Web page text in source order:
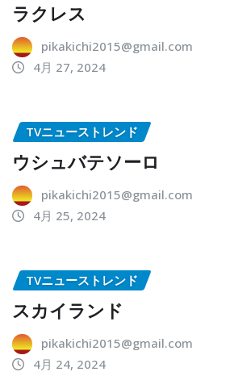
ラクレス
pikakichi2015@gmail.com
4月 27, 2024
TVニューストレンド
ウシュバテソーロ
pikakichi2015@gmail.com
4月 25, 2024
TVニューストレンド
スカイランド
pikakichi2015@gmail.com
4月 24, 2024